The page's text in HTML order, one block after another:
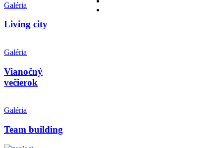
Galéria
Living city
Galéria
Vianočný
večierok
Galéria
Team building